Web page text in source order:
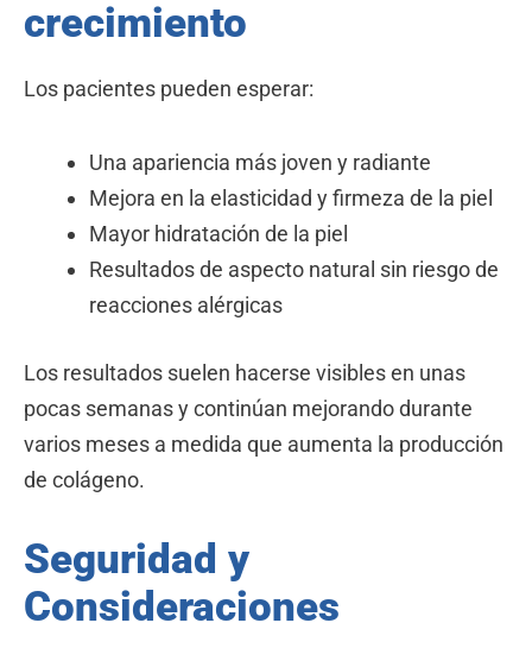
crecimiento
Los pacientes pueden esperar:
Una apariencia más joven y radiante
Mejora en la elasticidad y firmeza de la piel
Mayor hidratación de la piel
Resultados de aspecto natural sin riesgo de
reacciones alérgicas
Los resultados suelen hacerse visibles en unas
pocas semanas y continúan mejorando durante
varios meses a medida que aumenta la producción
de colágeno.
Seguridad y
Consideraciones